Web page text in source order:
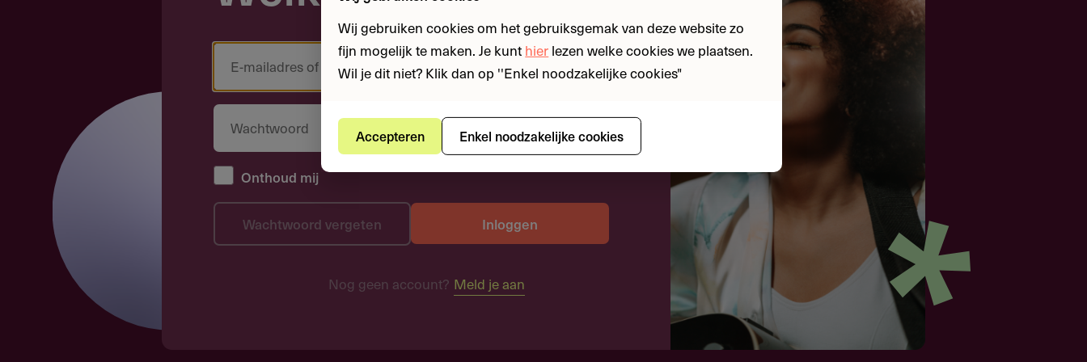
Onthoud mij
Inloggen
Wachtwoord vergeten
Nog geen account? Meld je aan
Wij gebruiken cookies om het gebruiksgemak van deze website zo
fijn mogelijk te maken. Je kunt hier lezen welke cookies we plaatsen.
Wil je dit niet? Klik dan op ''Enkel noodzakelijke cookies"
Accepteren Enkel noodzakelijke cookies